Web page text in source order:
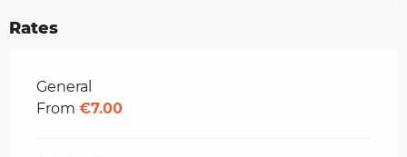
Rates
Rates 2026
General
From €7.00